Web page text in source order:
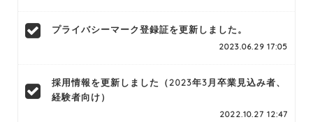
プライバシーマーク登録証を更新しました。
2023.06.29 17:05
採用情報を更新しました（2023年3月卒業見込み者、
経験者向け）
2022.10.27 12:47